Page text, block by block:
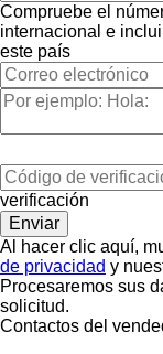
Compruebe el
internacional e
este país
verificación
Al hacer clic aquí,
de privacidad y
Procesaremos sus
solicitud.
Contactos del